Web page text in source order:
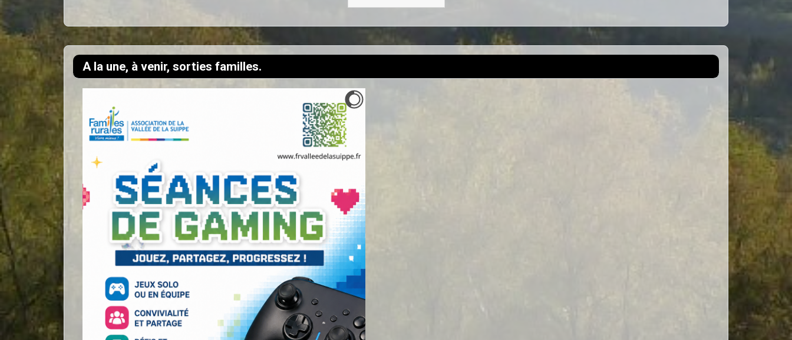
A la une, à venir, sorties familles.